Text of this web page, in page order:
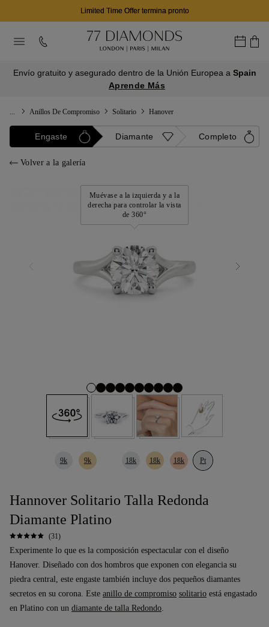
Limited Time Offer termina pronto
Envío gratuito y asegurado dentro de la Unión Europea a Spain
Aprende Más
Anillos De Compromiso Solitario Hanover
Engaste Diamante Completo
Volver a la galería
Muévase a la izquierda y a la
derecha para controlar la vista
de 360°
9k 9k 18k 18k 18k Pt
Hannover Solitario Talla Redonda
Diamante Platino
(31)
Experimente lo que es la composición espectacular con el diseño
Hanover. Diseñado con dos hombros que exponen con elegancia su
piedra central, este engaste también incluye dos pequeños diamantes
secretos en su corona. Este anillo de compromiso solitario está engastado
en Platino con un diamante de talla Redondo.